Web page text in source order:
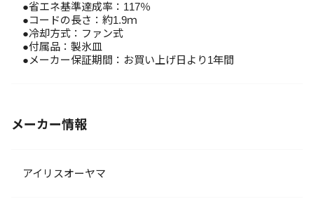
●省エネ基準達成率：117％
●コードの長さ：約1.9ｍ
●冷却方式：ファン式
●付属品：製氷皿
●メーカー保証期間：お買い上げ日より1年間
メーカー情報
アイリスオーヤマ